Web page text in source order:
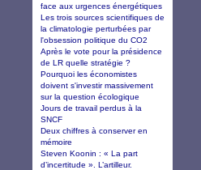
face aux urgences énergétiques
Les trois sources scientifiques de
la climatologie perturbées par
l'obsession politique du CO2
Après le vote pour la présidence
de LR quelle stratégie ?
Pourquoi les économistes
doivent s'investir massivement
sur la question écologique
Jours de travail perdus à la
SNCF
Deux chiffres à conserver en
mémoire
Steven Koonin : « La part
d’incertitude ». L’artilleur.